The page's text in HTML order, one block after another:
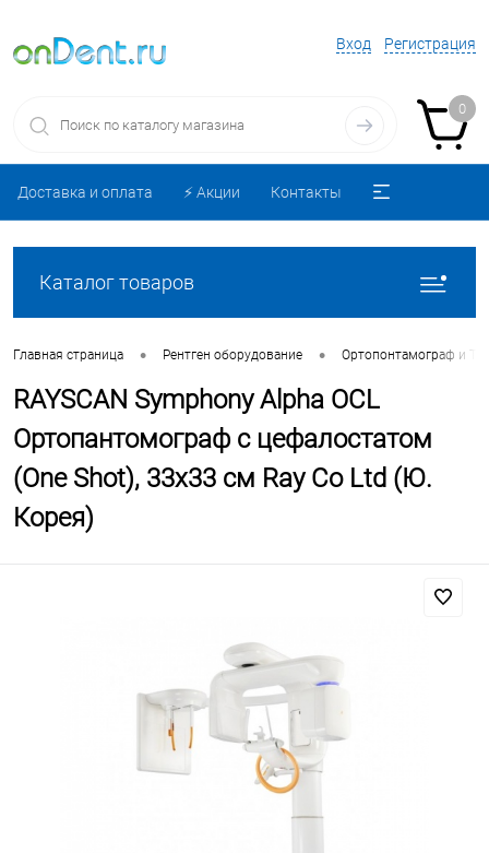
Вход Регистрация
0
Доставка и оплата ⚡️ Акции Контакты
Каталог товаров
Главная страница • Рентген оборудование • Ортопонтамограф и
RAYSCAN Symphony Alpha OCL
Ортопантомограф c цефалостатом
(One Shot), 33х33 см Ray Co Ltd (Ю.
Корея)